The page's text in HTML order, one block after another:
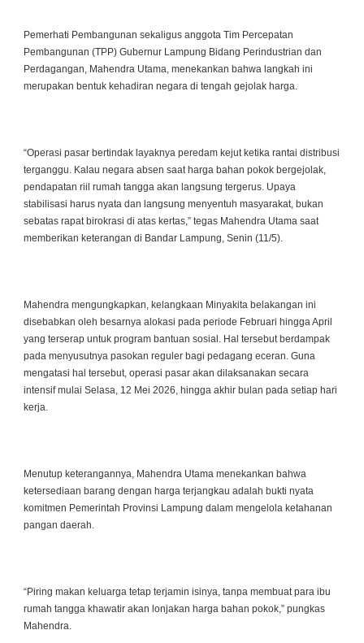
Pemerhati Pembangunan sekaligus anggota Tim Percepatan
Pembangunan (TPP) Gubernur Lampung Bidang Perindustrian dan
Perdagangan, Mahendra Utama, menekankan bahwa langkah ini
merupakan bentuk kehadiran negara di tengah gejolak harga.
“Operasi pasar bertindak layaknya peredam kejut ketika rantai distribusi
terganggu. Kalau negara absen saat harga bahan pokok bergejolak,
pendapatan riil rumah tangga akan langsung tergerus. Upaya
stabilisasi harus nyata dan langsung menyentuh masyarakat, bukan
sebatas rapat birokrasi di atas kertas,” tegas Mahendra Utama saat
memberikan keterangan di Bandar Lampung, Senin (11/5).
Mahendra mengungkapkan, kelangkaan Minyakita belakangan ini
disebabkan oleh besarnya alokasi pada periode Februari hingga April
yang terserap untuk program bantuan sosial. Hal tersebut berdampak
pada menyusutnya pasokan reguler bagi pedagang eceran. Guna
mengatasi hal tersebut, operasi pasar akan dilaksanakan secara
intensif mulai Selasa, 12 Mei 2026, hingga akhir bulan pada setiap hari
kerja.
Menutup keterangannya, Mahendra Utama menekankan bahwa
ketersediaan barang dengan harga terjangkau adalah bukti nyata
komitmen Pemerintah Provinsi Lampung dalam mengelola ketahanan
pangan daerah.
“Piring makan keluarga tetap terjamin isinya, tanpa membuat para ibu
rumah tangga khawatir akan lonjakan harga bahan pokok,” pungkas
Mahendra.